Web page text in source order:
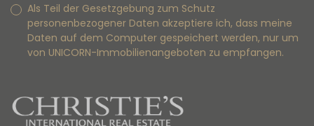
Als Teil der Gesetzgebung zum Schutz
personenbezogener Daten akzeptiere ich, dass meine
Daten auf dem Computer gespeichert werden, nur um
von UNICORN-Immobilienangeboten zu empfangen.